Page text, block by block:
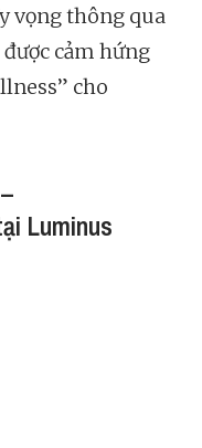
vọng thông qua
cảm hứng
cho
Luminus